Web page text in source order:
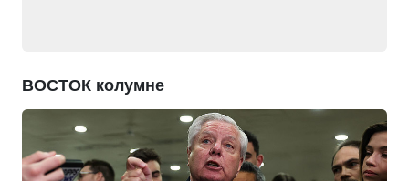
ВОСТОК колумне